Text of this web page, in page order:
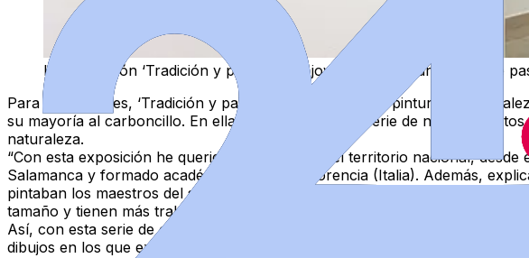
La exposición ‘Tradición y paisajes’ del joven Álvaro Martín se abre
Para más detalles, ‘Tradición y paisajes” se centra en la pintura de
su mayoría al carboncillo. En ella, se observan una serie de notas,
naturaleza.
“Con esta exposición he querido recorrer todo elterritorio nacional, desde
Salamanca y formado académicamente en Florencia (Italia). Además,
pintaban los maestros del siglo XIX
un primer
tamaño y tienen más trabajo.
Así, con esta serie de obras que desprenden
dibujos en los que explora, más allá de la precisión técnica, composiciones